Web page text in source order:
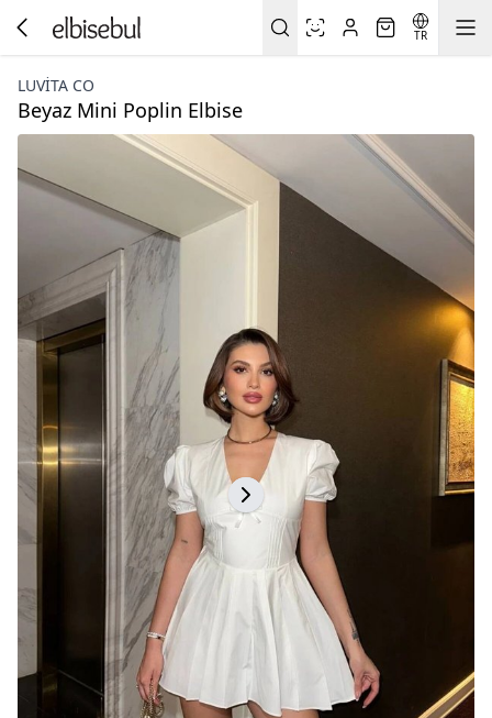
TR
LUVITA CO
Beyaz Mini Poplin Elbise